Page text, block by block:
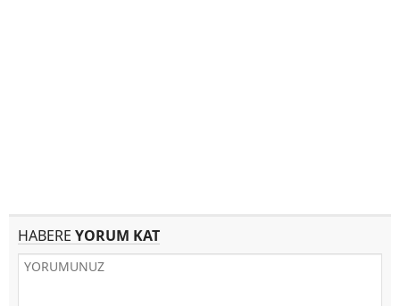
HABERE YORUM KAT